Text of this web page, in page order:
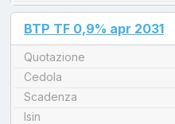
unread messages
BTP TF 0,9% apr 2031
Quotazione
Cedola
Scadenza
Isin